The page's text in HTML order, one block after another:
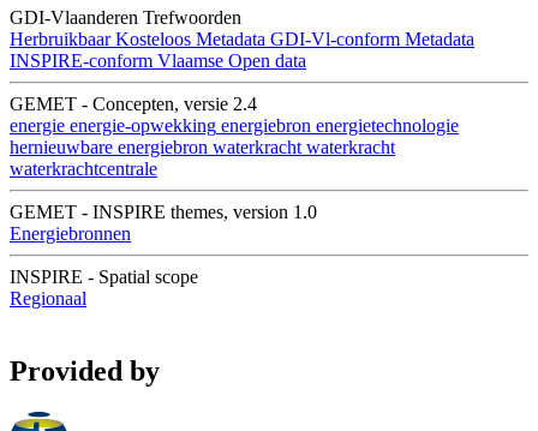
GDI-Vlaanderen Trefwoorden
Herbruikbaar Kosteloos Metadata GDI-Vl-conform Metadata
INSPIRE-conform Vlaamse Open data
GEMET - Concepten, versie 2.4
energie energie-opwekking energiebron energietechnologie
hernieuwbare energiebron waterkracht waterkracht
waterkrachtcentrale
GEMET - INSPIRE themes, version 1.0
Energiebronnen
INSPIRE - Spatial scope
Regionaal
Provided by